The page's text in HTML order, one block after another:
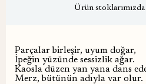
Ürün stoklarımızda
Parçalar birleşir, uyum doğar,
İpeğin yüzünde sessizlik ağar.
Kaosla düzen yan yana dans
Merz, bütünün adıyla var olur.